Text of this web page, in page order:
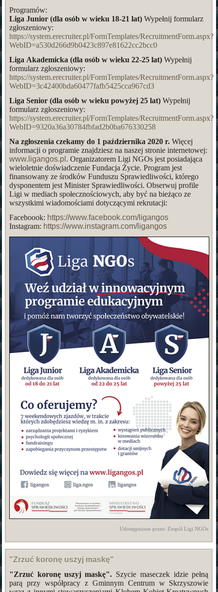
Programów:
Liga Junior (dla osób w wieku 18-21 lat) Wypełnij formularz
zgłoszeniowy:
https://system.erecruiter.pl/FormTemplates/RecruitmentForm.aspx?
WebID=a530d266d9b0423c897e81622cc2bcc0
Liga Akademicka (dla osób w wieku 22-25 lat) Wypełnij
formularz zgłoszeniowy:
https://system.erecruiter.pl/FormTemplates/RecruitmentForm.aspx?
WebID=3c42400bda60477fafb5425cca967cd3
Liga Senior (dla osób w wieku powyżej 25 lat) Wypełnij
formularz zgłoszeniowy:
https://system.erecruiter.pl/FormTemplates/RecruitmentForm.aspx?
WebID=9320a36a30784fbfad2b0ba676330258
Na zgłoszenia czekamy do 1 października 2020 r. Więcej
informacji o programie znajdziesz na naszej stronie internetowej:
www.ligangos.pl . Organizatorem Ligi NGOs jest posiadająca
wieloletnie doświadczenie Fundacja Życie. Program jest
finansowany ze środków Funduszu Sprawiedliwości, którego
dysponentem jest Minister Sprawiedliwości. Obserwuj profile
Ligi w mediach społecznościowych, aby być na bieżąco ze
wszystkimi wiadomościami dotyczącymi rekrutacji:
Faceboook: https://www.facebook.com/ligangos
Instagram: https://www.instagram.com/ligangos
Udostępnione przez: Zespół Ligi NGOs
"Zrzuć koronę uszyj maskę"
"Zrzuć koronę uszyj maskę". Szycie maseczek idzie pełną
parą przy współpracy z Gminnym Centrum w Skrzyszowie